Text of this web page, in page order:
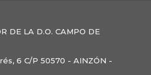
DE LA D.O. CAMPO DE
6 C/P 50570 - AINZÓN -